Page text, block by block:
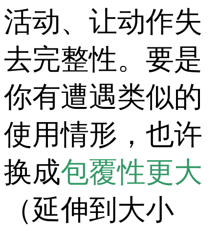
活动、让动作失
去完整性。要是
你有遭遇类似的
使用情形，也许
换成包覆性更大
（延伸到大小